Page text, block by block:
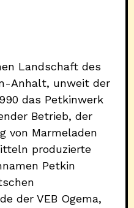
Landschaft des
Anhalt, unweit der
das Petkinwerk
Betrieb, der
von Marmeladen
produzierte
Petkin
der VEB Ogema,